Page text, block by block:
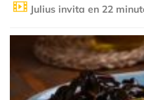
Julius invita en 22